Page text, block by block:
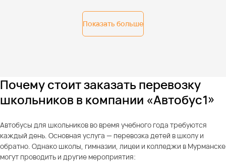
Показать больше
Почему стоит заказать перевозку
школьников в компании «Автобус1»
Автобусы для школьников во время учебного года требуются
каждый день. Основная услуга — перевозка детей в школу и
обратно. Однако школы, гимназии, лицеи и колледжи в Мурманске
могут проводить и другие мероприятия: